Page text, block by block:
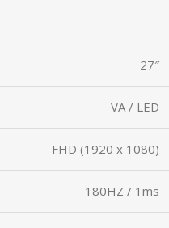
27″
VA / LED
FHD (1920 x 1080)
180HZ / 1ms